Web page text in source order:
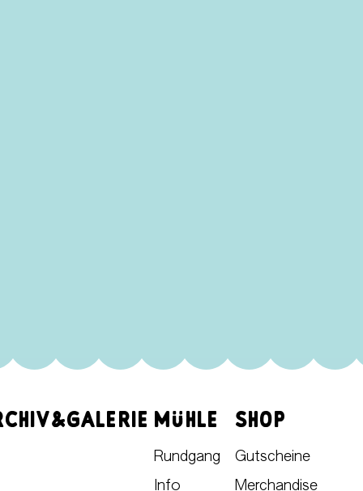
MÜHLE
Rundgang
Info
SHOP
Gutscheine
Merchandise